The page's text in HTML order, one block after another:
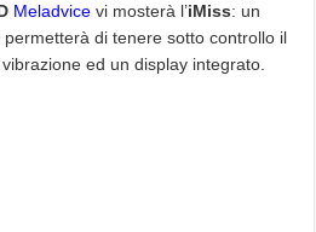
Meladvice vi mosterà l’iMiss: un
di tenere sotto controllo il
ed un display integrato.